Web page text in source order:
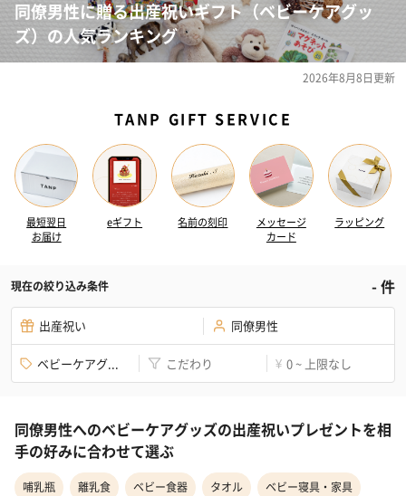
同僚男性に贈る出産祝いギフト（ベビーケアグッ
ズ）の人気ランキング
2026年8月8日更新
TANP GIFT SERVICE
最短翌日
お届け
eギフト 名前の刻印
メッセージ
カード
ラッピング
現在の絞り込み条件 -件
出産祝い 同僚男性
ベビーケアグ... こだわり ¥ 0 ~ 上限なし
同僚男性へのベビーケアグッズの出産祝いプレゼントを相
手の好みに合わせて選ぶ
哺乳瓶 離乳食 ベビー食器 タオル ベビー寝具・家具